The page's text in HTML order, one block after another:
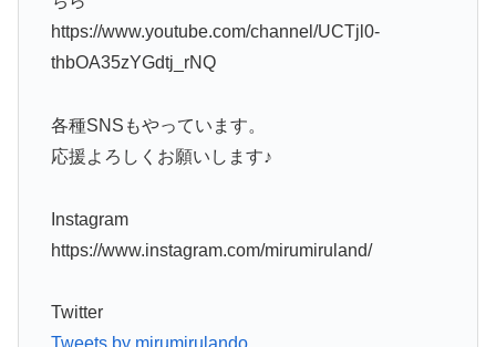
https://www.youtube.com/channel/UCTjl0-
thbOA35zYGdtj_rNQ
各種SNSもやっています。
応援よろしくお願いします♪
Instagram
https://www.instagram.com/mirumiruland/
Twitter